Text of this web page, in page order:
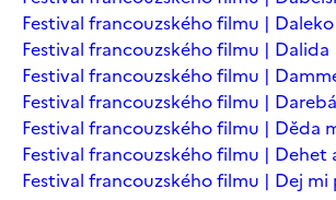
Festival francouzského filmu |
Festival francouzského filmu | Dalida
Festival francouzského filmu |
Festival francouzského filmu |
Festival francouzského filmu | Děda
Festival francouzského filmu | Dehet
Festival francouzského filmu | Dej